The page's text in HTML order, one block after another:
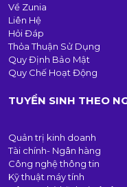
Về Zunia
Liên Hệ
Hỏi Đáp
Thỏa Thuận Sử Dụng
Quy Định Bảo Mật
Quy Chế Hoạt Động
TUYỂN SINH THEO
Quản trị kinh doanh
Tài chính- Ngân hàng
Công nghệ thông tin
Kỹ thuật máy tính